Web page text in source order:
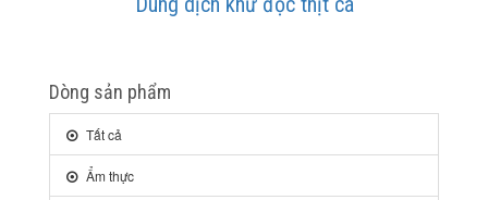
Dòng sản phẩm
Tất cả
Ẩm thực